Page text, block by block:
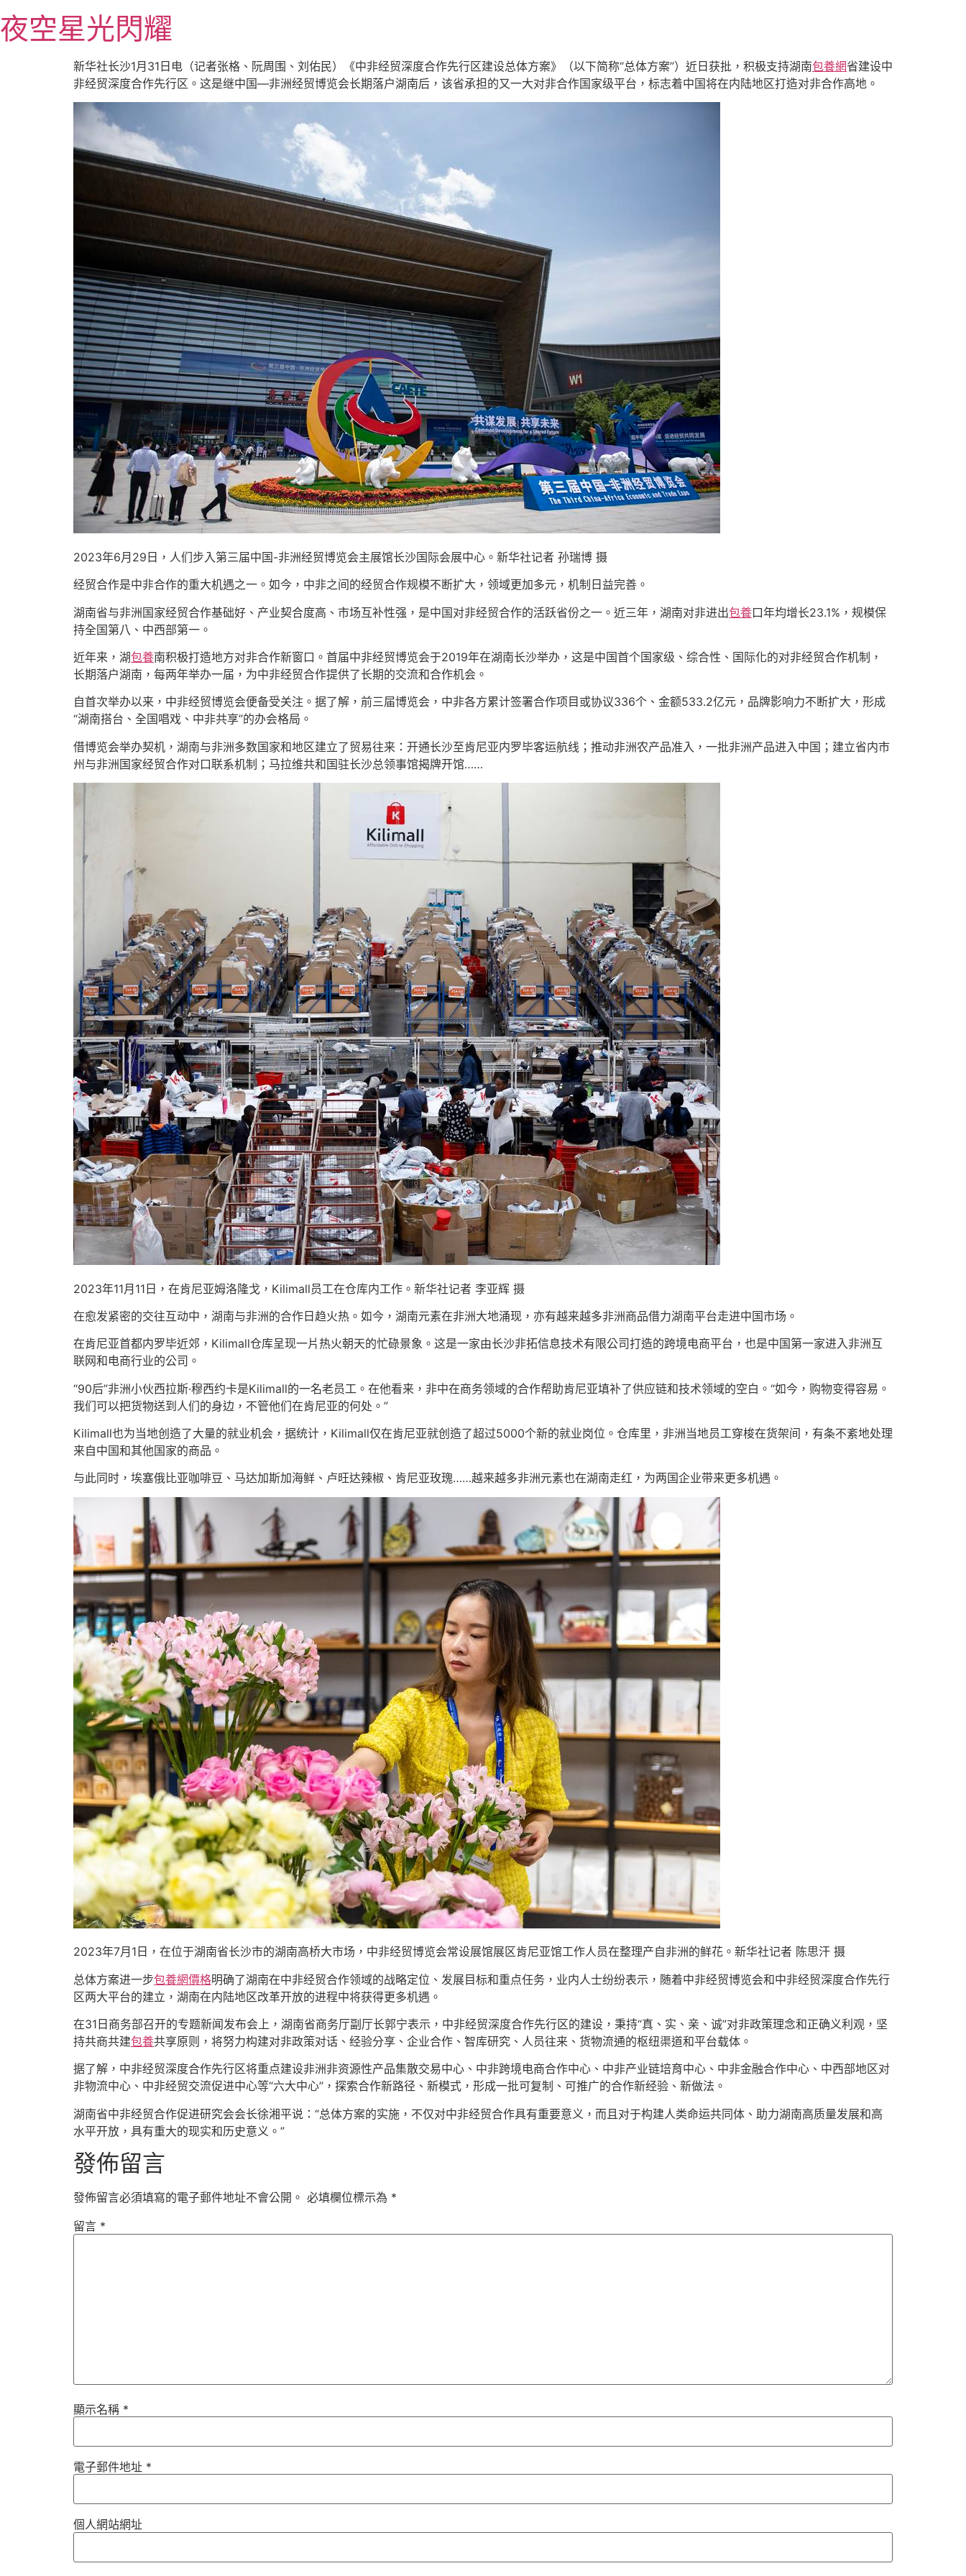
至
主
夜空星光閃耀
新华社长沙1月31日电（记者张格、阮周围、刘佑民）《中非经贸深度合作先行区建设总体方案》（以下简称“总体方案”）近日获批，积极支持湖南包養網省建设中
非经贸深度合作先行区。这是继中国—非洲经贸博览会长期落户湖南后，该省承担的又一大对非合作国家级平台，标志着中国将在内陆地区打造对非合作高地。
2023年6月29日，人们步入第三届中国-非洲经贸博览会主展馆长沙国际会展中心。新华社记者 孙瑞博 摄
经贸合作是中非合作的重大机遇之一。如今，中非之间的经贸合作规模不断扩大，领域更加多元，机制日益完善。
湖南省与非洲国家经贸合作基础好、产业契合度高、市场互补性强，是中国对非经贸合作的活跃省份之一。近三年，湖南对非进出包養口年均增长23.1%，规模保
持全国第八、中西部第一。
近年来，湖包養南积极打造地方对非合作新窗口。首届中非经贸博览会于2019年在湖南长沙举办，这是中国首个国家级、综合性、国际化的对非经贸合作机制，
长期落户湖南，每两年举办一届，为中非经贸合作提供了长期的交流和合作机会。
自首次举办以来，中非经贸博览会便备受关注。据了解，前三届博览会，中非各方累计签署合作项目或协议336个、金额533.2亿元，品牌影响力不断扩大，形成
“湖南搭台、全国唱戏、中非共享”的办会格局。
借博览会举办契机，湖南与非洲多数国家和地区建立了贸易往来：开通长沙至肯尼亚内罗毕客运航线；推动非洲农产品准入，一批非洲产品进入中国；建立省内市
州与非洲国家经贸合作对口联系机制；马拉维共和国驻长沙总领事馆揭牌开馆……
2023年11月11日，在肯尼亚姆洛隆戈，Kilimall员工在仓库内工作。新华社记者 李亚辉 摄
在愈发紧密的交往互动中，湖南与非洲的合作日趋火热。如今，湖南元素在非洲大地涌现，亦有越来越多非洲商品借力湖南平台走进中国市场。
在肯尼亚首都内罗毕近郊，Kilimall仓库呈现一片热火朝天的忙碌景象。这是一家由长沙非拓信息技术有限公司打造的跨境电商平台，也是中国第一家进入非洲互
联网和电商行业的公司。
“90后”非洲小伙西拉斯·穆西约卡是Kilimall的一名老员工。在他看来，非中在商务领域的合作帮助肯尼亚填补了供应链和技术领域的空白。“如今，购物变得容易。
我们可以把货物送到人们的身边，不管他们在肯尼亚的何处。”
Kilimall也为当地创造了大量的就业机会，据统计，Kilimall仅在肯尼亚就创造了超过5000个新的就业岗位。仓库里，非洲当地员工穿梭在货架间，有条不紊地处理
来自中国和其他国家的商品。
与此同时，埃塞俄比亚咖啡豆、马达加斯加海鲜、卢旺达辣椒、肯尼亚玫瑰……越来越多非洲元素也在湖南走红，为两国企业带来更多机遇。
2023年7月1日，在位于湖南省长沙市的湖南高桥大市场，中非经贸博览会常设展馆展区肯尼亚馆工作人员在整理产自非洲的鲜花。新华社记者 陈思汗 摄
总体方案进一步包養網價格明确了湖南在中非经贸合作领域的战略定位、发展目标和重点任务，业内人士纷纷表示，随着中非经贸博览会和中非经贸深度合作先行
区两大平台的建立，湖南在内陆地区改革开放的进程中将获得更多机遇。
在31日商务部召开的专题新闻发布会上，湖南省商务厅副厅长郭宁表示，中非经贸深度合作先行区的建设，秉持“真、实、亲、诚”对非政策理念和正确义利观，坚
持共商共建包養共享原则，将努力构建对非政策对话、经验分享、企业合作、智库研究、人员往来、货物流通的枢纽渠道和平台载体。
据了解，中非经贸深度合作先行区将重点建设非洲非资源性产品集散交易中心、中非跨境电商合作中心、中非产业链培育中心、中非金融合作中心、中西部地区对
非物流中心、中非经贸交流促进中心等“六大中心”，探索合作新路径、新模式，形成一批可复制、可推广的合作新经验、新做法。
湖南省中非经贸合作促进研究会会长徐湘平说：“总体方案的实施，不仅对中非经贸合作具有重要意义，而且对于构建人类命运共同体、助力湖南高质量发展和高
水平开放，具有重大的现实和历史意义。”
發佈留言
發佈留言必須填寫的電子郵件地址不會公開。 必填欄位標示為 *
留言 *
顯示名稱 *
電子郵件地址 *
個人網站網址